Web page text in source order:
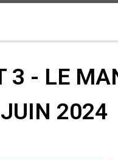
3 - LE
2024